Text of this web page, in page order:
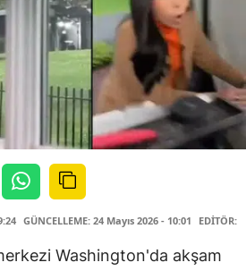
GÜNCELLEME: 24 Mayıs 2026 - 10:01 EDİTÖR:
Washington'da akşam